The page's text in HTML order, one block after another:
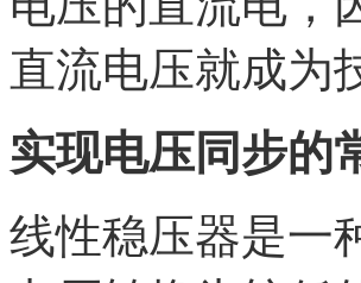
直流电压就成为
实现电压同步的
线性稳压器是一